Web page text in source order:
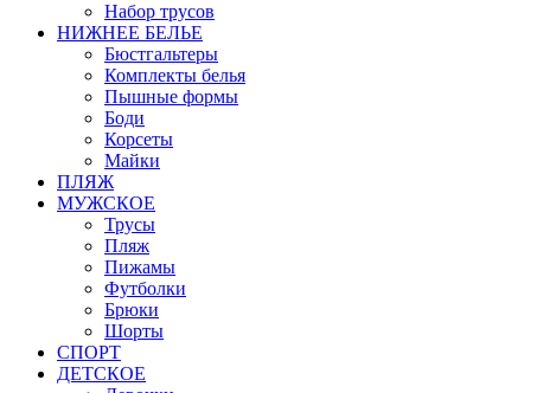
Набор трусов
НИЖНЕЕ БЕЛЬЕ
Бюстгальтеры
Комплекты белья
Пышные формы
Боди
Корсеты
Майки
ПЛЯЖ
МУЖСКОЕ
Трусы
Пляж
Пижамы
Футболки
Брюки
Шорты
СПОРТ
ДЕТСКОЕ